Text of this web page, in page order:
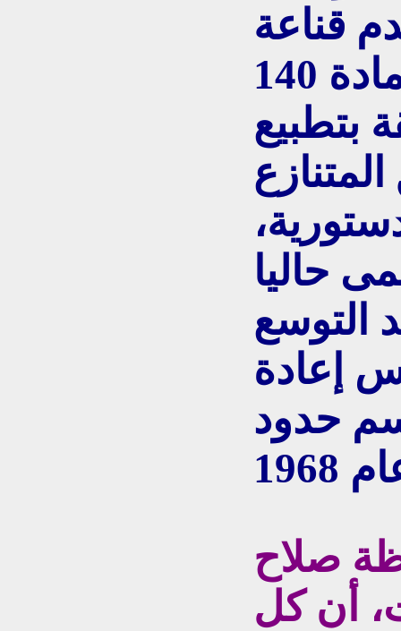
قناعة
فريق المالكي بالمادة 140
بتطبيع
حاليا
التوسع
إعادة
حدود
صلاح
أن كل